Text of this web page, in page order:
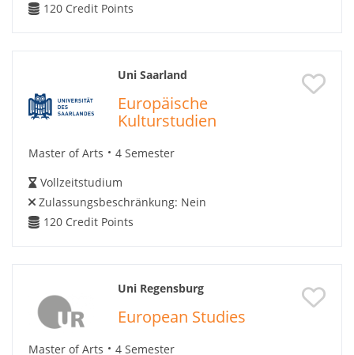
120 Credit Points
Uni Saarland
Europäische
Kulturstudien
Master of Arts
4 Semester
Vollzeitstudium
Zulassungsbeschränkung: Nein
120 Credit Points
Uni Regensburg
European Studies
Master of Arts 4 Semester